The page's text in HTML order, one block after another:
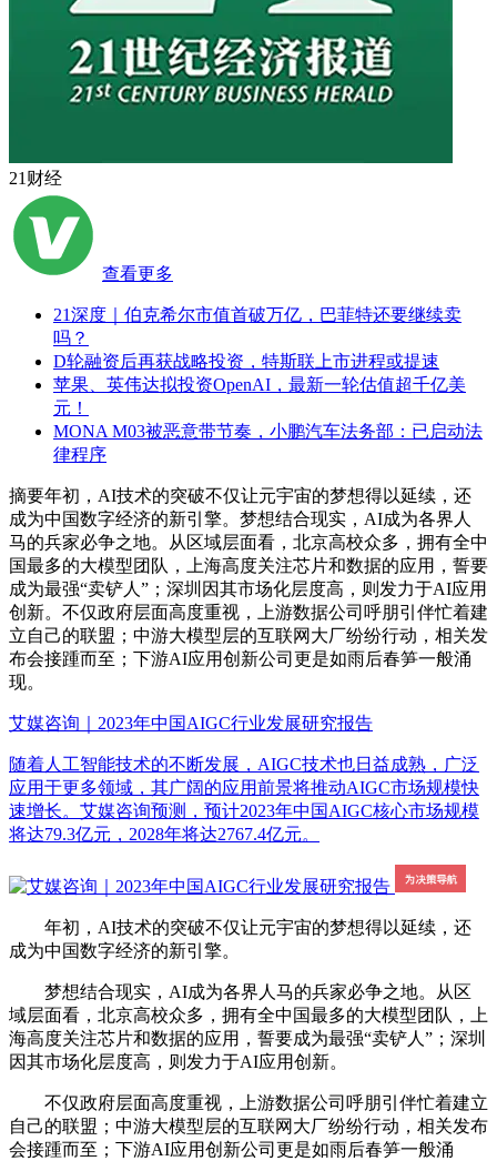
21财经
查看更多
21深度｜伯克希尔市值首破万亿，巴菲特还要继续卖
吗？
D轮融资后再获战略投资，特斯联上市进程或提速
苹果、英伟达拟投资OpenAI，最新一轮估值超千亿美
元！
MONA M03被恶意带节奏，小鹏汽车法务部：已启动法
律程序
摘要年初，AI技术的突破不仅让元宇宙的梦想得以延续，还
成为中国数字经济的新引擎。梦想结合现实，AI成为各界人
马的兵家必争之地。从区域层面看，北京高校众多，拥有全中
国最多的大模型团队，上海高度关注芯片和数据的应用，誓要
成为最强“卖铲人”；深圳因其市场化层度高，则发力于AI应用
创新。不仅政府层面高度重视，上游数据公司呼朋引伴忙着建
立自己的联盟；中游大模型层的互联网大厂纷纷行动，相关发
布会接踵而至；下游AI应用创新公司更是如雨后春笋一般涌
现。
艾媒咨询｜2023年中国AIGC行业发展研究报告
随着人工智能技术的不断发展，AIGC技术也日益成熟，广泛
应用于更多领域，其广阔的应用前景将推动AIGC市场规模快
速增长。艾媒咨询预测，预计2023年中国AIGC核心市场规模
将达79.3亿元，2028年将达2767.4亿元。
年初，AI技术的突破不仅让元宇宙的梦想得以延续，还
成为中国数字经济的新引擎。
梦想结合现实，AI成为各界人马的兵家必争之地。从区
域层面看，北京高校众多，拥有全中国最多的大模型团队，上
海高度关注芯片和数据的应用，誓要成为最强“卖铲人”；深圳
因其市场化层度高，则发力于AI应用创新。
不仅政府层面高度重视，上游数据公司呼朋引伴忙着建立
自己的联盟；中游大模型层的互联网大厂纷纷行动，相关发布
会接踵而至；下游AI应用创新公司更是如雨后春笋一般涌